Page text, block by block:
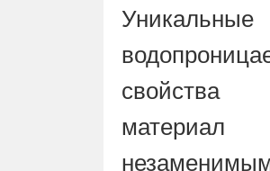
Уникальные
свойства